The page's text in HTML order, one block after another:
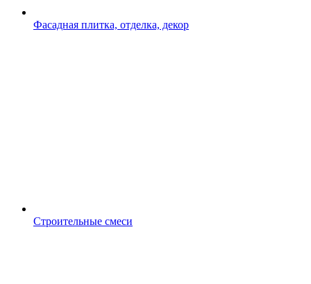
Фасадная плитка, отделка, декор
Строительные смеси